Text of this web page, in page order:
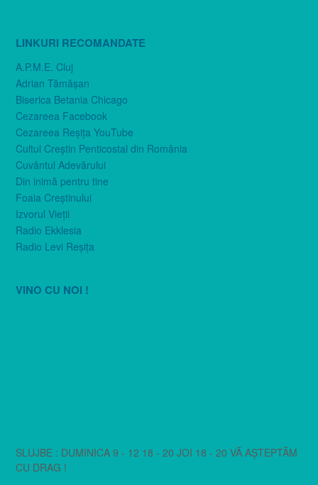
LINKURI RECOMANDATE
A.P.M.E. Cluj
Adrian Tămăşan
Biserica Betania Chicago
Cezareea Facebook
Cezareea Reşiţa YouTube
Cultul Creştin Penticostal din România
Cuvântul Adevărului
Din inimă pentru tine
Foaia Creştinului
Izvorul Vieţii
Radio Ekklesia
Radio Levi Reşiţa
VINO CU NOI !
SLUJBE : DUMINICA 9 - 12 18 - 20 JOI 18 - 20 VĂ AȘTEPTĂM
CU DRAG !